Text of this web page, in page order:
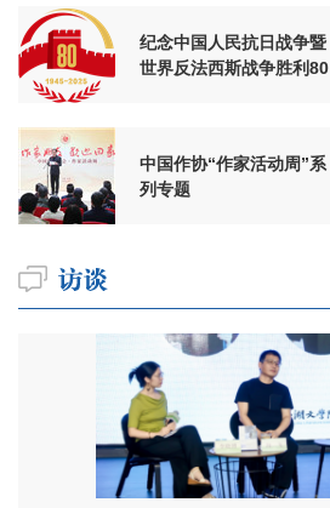
纪念中国人民抗日战争暨
世界反法西斯战争胜利80
中国作协“作家活动周”系
列专题